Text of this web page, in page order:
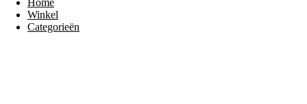
Home
Winkel
Categorieën